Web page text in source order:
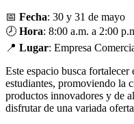
📅 Fecha: 30 y 31 de mayo
🕗 Hora: 8:00 a.m. a 2:00
📍 Lugar: Empresa
Este espacio busca
estudiantes, promoviendo la
productos innovadores y de
disfrutar de una variada